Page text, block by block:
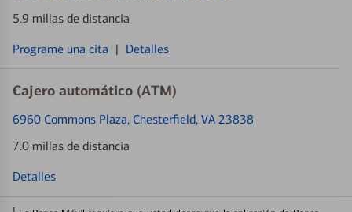
5.9 millas de distancia
Programe una cita | Detalles
Cajero automático (ATM)
6960 Commons Plaza, Chesterfield, VA 23838
7.0 millas de distancia
Detalles